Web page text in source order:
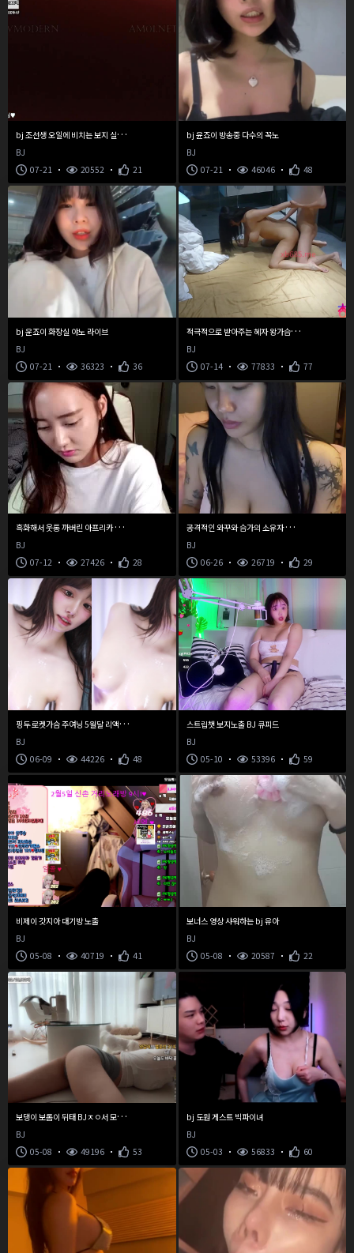
b
j 조선생 오일에 비치는 보지 실루엣 때문에 영정
BJ
07-21
20552 21
bj 윤죠이 방송중 다수의 꼭노
BJ
07-21
46046 48
bj 윤죠이 화장실 야노 라이브
BJ
07-21
36323 36
적
극적으로 받아주는 혜자 왕가슴 육덕녀
BJ
07-14
77833 77
흑
화해서 웃통 까버린 아프리카 비제이
BJ
07-12
27426 28
공
격적인 와꾸와 슴가의 소유자 비제이 씨지
BJ
06-26
26719 29
핑
두 로켓가슴 주여닝 5월달 리액션 모음 1편
BJ
06-09
44226 48
스트립챗 보지노출 BJ 큐피드
BJ
05-10
53396 59
비제이 갓지아 대기방 노출
BJ
05-08
40719 41
보너스 영상 샤워하는 bj 유아
BJ
05-08
20587 22
보
댕이 보톰이 뒤태 BJㅈㅇ서 모바일 방송
BJ
05-08
49196 53
bj 도원 게스트 빅파이녀
BJ
05-03
56833 60